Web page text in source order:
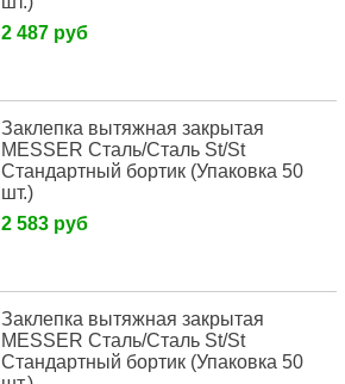
2 487 руб
Заклепка вытяжная закрытая
MESSER Сталь/Сталь St/St
Стандартный бортик (Упаковка 50
шт.)
2 583 руб
Заклепка вытяжная закрытая
MESSER Сталь/Сталь St/St
Стандартный бортик (Упаковка 50